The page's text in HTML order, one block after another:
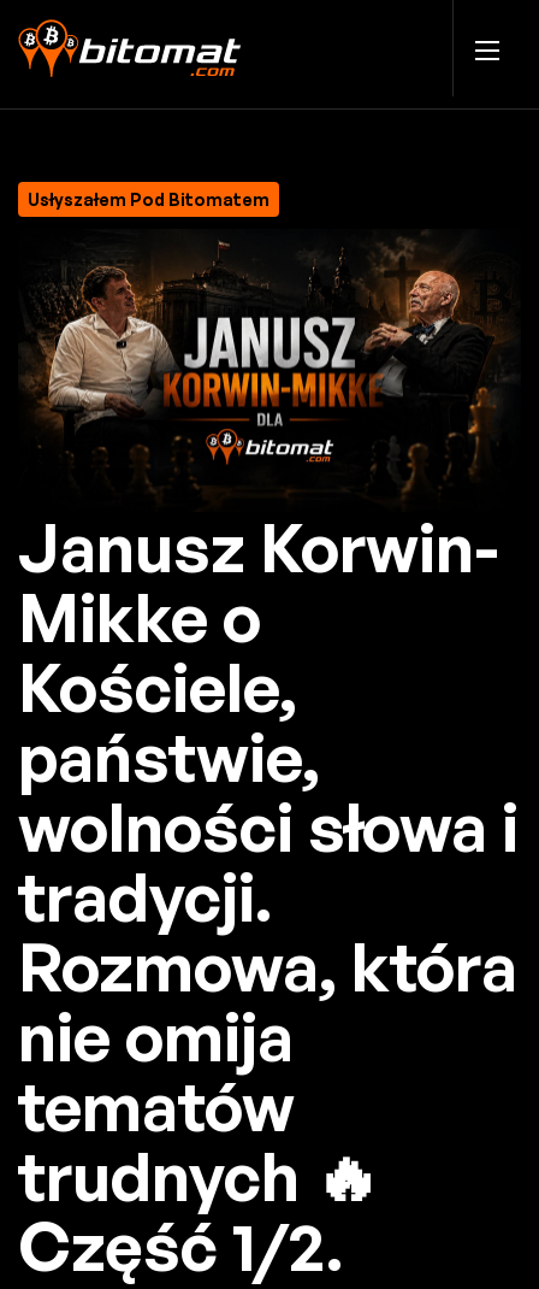
Usłyszałem Pod Bitomatem
Janusz Korwin-
Mikke o
Kościele,
państwie,
wolności słowa i
tradycji.
Rozmowa, która
nie omija
tematów
trudnych 🔥
Część 1/2.